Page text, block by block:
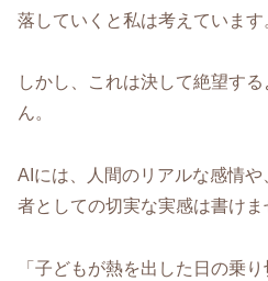
落していくと私は考えています
しかし、これは決して絶望す
ん。
AIには、人間のリアルな感情
者としての切実な実感は書けま
「子どもが熱を出した日の乗